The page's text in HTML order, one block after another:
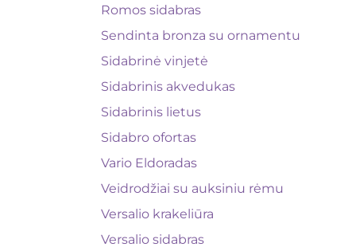
Romos sidabras
Sendinta bronza su ornamentu
Sidabrinė vinjetė
Sidabrinis akvedukas
Sidabrinis lietus
Sidabro ofortas
Vario Eldoradas
Veidrodžiai su auksiniu rėmu
Versalio krakeliūra
Versalio sidabras